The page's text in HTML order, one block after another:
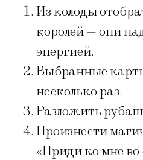
Из колоды
королей — они
энергией.
Выбранные
несколько раз.
Разложить
Произнести
«Приди ко мне во